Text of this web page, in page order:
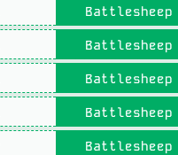
Battlesheep
Battlesheep
Battlesheep
Battlesheep
Battlesheep